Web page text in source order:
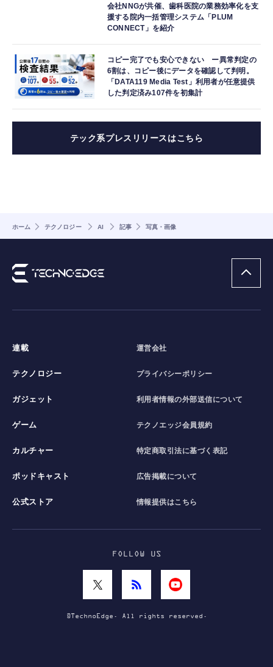
会社NNGが共催、歯科医院の業務効率化を支
援する院内一括管理システム「PLUM
CONNECT」を紹介
コピー完了でも安心できない ー異常判定の
6割は、コピー後にデータを確認して判明。
「DATA119 Media Test」利用者が任意提供
した判定済み107件を初集計
テック系プレスリリースはこちら
ホーム テクノロジー AI 記事 写真・画像
連載
テクノロジー
ガジェット
ゲーム
カルチャー
ポッドキャスト
公式ストア
運営会社
プライバシーポリシー
利用者情報の外部送信について
テクノエッジ会員規約
特定商取引法に基づく表記
広告掲載について
情報提供はこちら
FOLLOW US
©TechnoEdge. All rights reserved.